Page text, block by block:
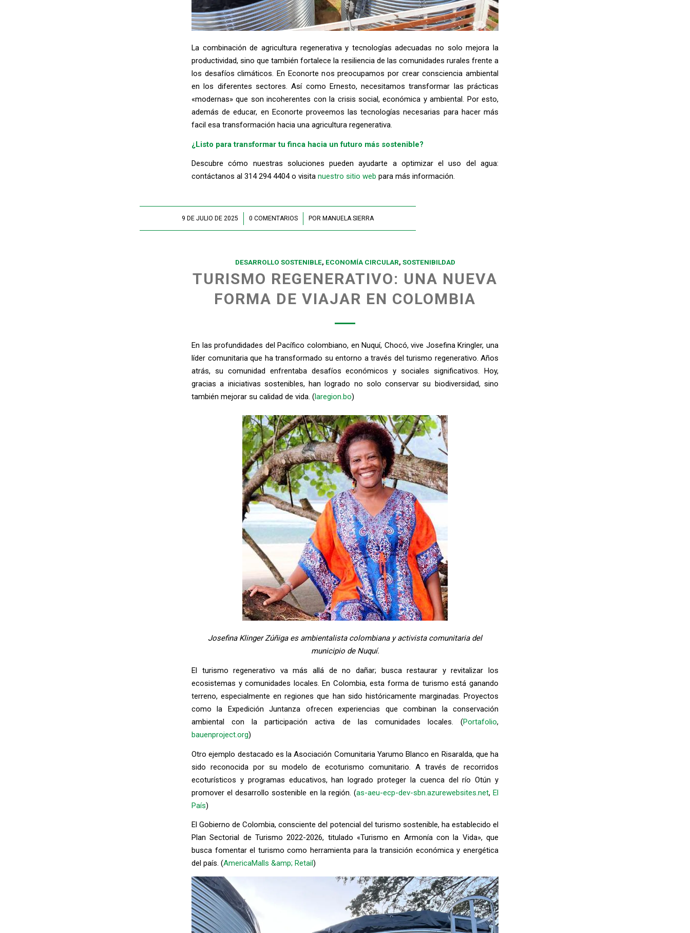
La combinación de agricultura regenerativa y tecnologías adecuadas no solo mejora la
productividad, sino que también fortalece la resiliencia de las comunidades rurales frente a
los desafíos climáticos. En Econorte nos preocupamos por crear consciencia ambiental
en los diferentes sectores. Así como Ernesto, necesitamos transformar las prácticas
«modernas» que son incoherentes con la crisis social, económica y ambiental. Por esto,
además de educar, en Econorte proveemos las tecnologías necesarias para hacer más
facil esa transformación hacia una agricultura regenerativa.
¿Listo para transformar tu finca hacia un futuro más sostenible?
Descubre cómo nuestras soluciones pueden ayudarte a optimizar el uso del agua:
contáctanos al 314 294 4404 o visita nuestro sitio web para más información.
9 DE JULIO DE 2025
/ 0 COMENTARIOS
/ POR MANUELA SIERRA
DESARROLLO SOSTENIBLE, ECONOMÍA CIRCULAR, SOSTENIBILDAD
TURISMO REGENERATIVO: UNA NUEVA
FORMA DE VIAJAR EN COLOMBIA
En las profundidades del Pacífico colombiano, en Nuquí, Chocó, vive Josefina Kringler, una
líder comunitaria que ha transformado su entorno a través del turismo regenerativo. Años
atrás, su comunidad enfrentaba desafíos económicos y sociales significativos. Hoy,
gracias a iniciativas sostenibles, han logrado no solo conservar su biodiversidad, sino
también mejorar su calidad de vida. (laregion.bo)
Josefina Klinger Zúñiga es ambientalista colombiana y activista comunitaria del
municipio de Nuquí.
El turismo regenerativo va más allá de no dañar; busca restaurar y revitalizar los
ecosistemas y comunidades locales. En Colombia, esta forma de turismo está ganando
terreno, especialmente en regiones que han sido históricamente marginadas. Proyectos
como la Expedición Juntanza ofrecen experiencias que combinan la conservación
ambiental con la participación activa de las comunidades locales. (Portafolio,
bauenproject.org)
Otro ejemplo destacado es la Asociación Comunitaria Yarumo Blanco en Risaralda, que ha
sido reconocida por su modelo de ecoturismo comunitario. A través de recorridos
ecoturísticos y programas educativos, han logrado proteger la cuenca del río Otún y
promover el desarrollo sostenible en la región. (as-aeu-ecp-dev-sbn.azurewebsites.net, El
País)
El Gobierno de Colombia, consciente del potencial del turismo sostenible, ha establecido el
Plan Sectorial de Turismo 2022-2026, titulado «Turismo en Armonía con la Vida», que
busca fomentar el turismo como herramienta para la transición económica y energética
del país. (AmericaMalls &amp; Retail )